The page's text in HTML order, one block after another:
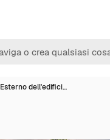
Esterno dell'edifici…